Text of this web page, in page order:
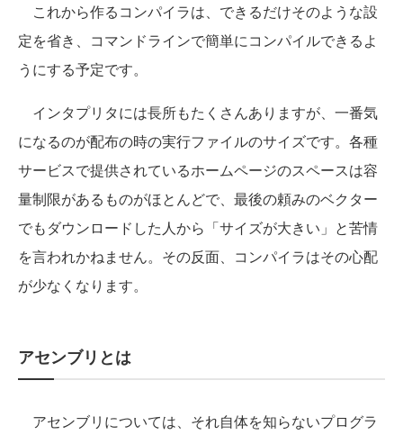
これから作るコンパイラは、できるだけそのような設
定を省き、コマンドラインで簡単にコンパイルできるよ
うにする予定です。
インタプリタには長所もたくさんありますが、一番気
になるのが配布の時の実行ファイルのサイズです。各種
サービスで提供されているホームページのスペースは容
量制限があるものがほとんどで、最後の頼みのベクター
でもダウンロードした人から「サイズが大きい」と苦情
を言われかねません。その反面、コンパイラはその心配
が少なくなります。
アセンブリとは
アセンブリについては、それ自体を知らないプログラ